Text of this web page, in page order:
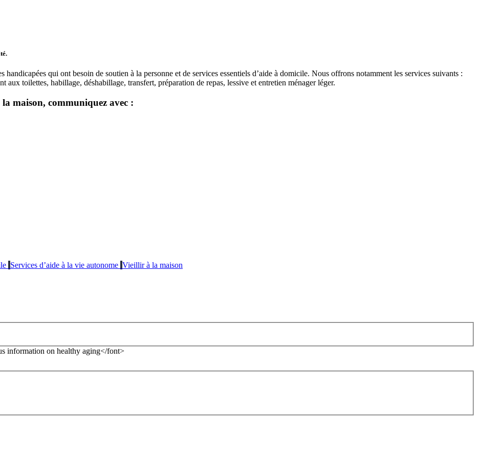
handicapées qui ont besoin de soutien à la personne et de services essentiels d’aide à domicile. Nous offrons notamment les services suivants :
aux toilettes, habillage, déshabillage, transfert, préparation de repas, lessive et entretien ménager léger.
maison, communiquez avec :
Services d’aide à la vie autonome Vieillir à la maison
information on healthy aging</font>